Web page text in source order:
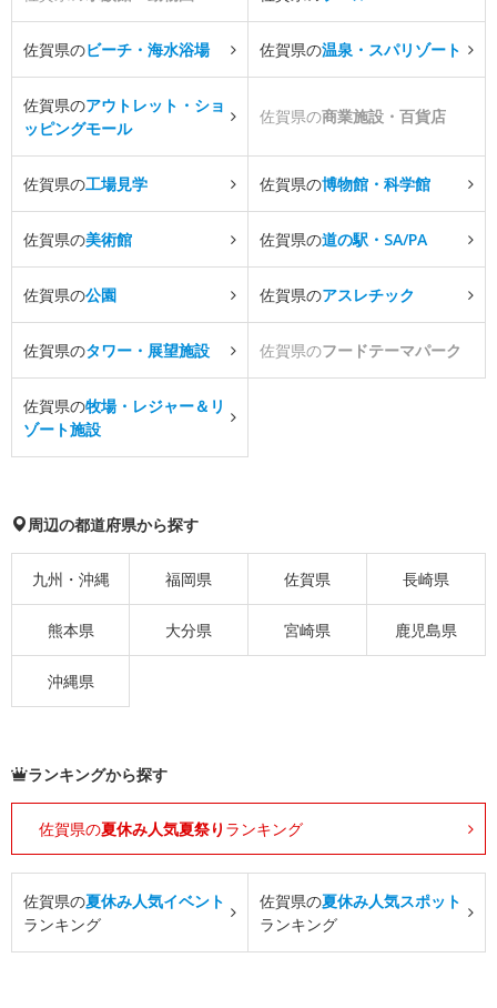
佐賀県のビーチ・海水浴場 佐賀県の温泉・スパリゾート
佐賀県のアウトレット・ショ
ッピングモール
佐賀県の商業施設・百貨店
佐賀県の工場見学 佐賀県の博物館・科学館
佐賀県の美術館 佐賀県の道の駅・SA/PA
佐賀県の公園 佐賀県のアスレチック
佐賀県のタワー・展望施設 佐賀県のフードテーマパーク
佐賀県の牧場・レジャー＆リ
ゾート施設
周辺の都道府県から探す
九州・沖縄 福岡県 佐賀県 長崎県
熊本県 大分県 宮崎県 鹿児島県
沖縄県
ランキングから探す
佐賀県の夏休み人気夏祭り ランキング
佐賀県の夏休み人気イベント
ランキング
佐賀県の夏休み人気スポット
ランキング